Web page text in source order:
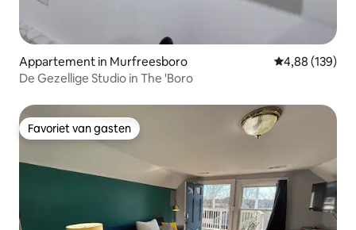
Appartement in Murfreesboro Gemiddelde
4,88 (139)
De Gezellige Studio in The 'Boro
Favoriet van gasten
Favoriet van gasten